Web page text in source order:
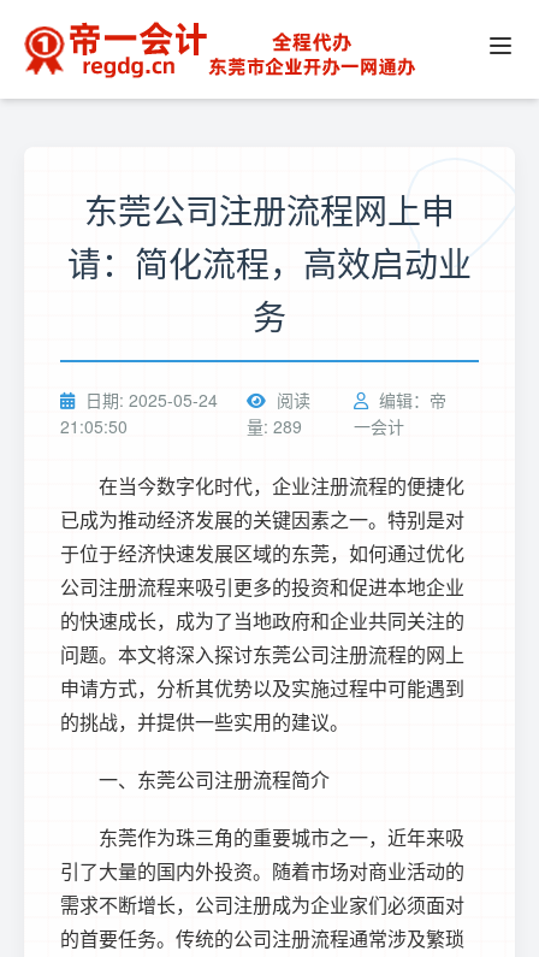
东莞公司注册流程网上申
请：简化流程，高效启动业
务
日期: 2025-05-24
21:05:50
阅读
量: 289
编辑：帝
一会计
在当今数字化时代，企业注册流程的便捷化
已成为推动经济发展的关键因素之一。特别是对
于位于经济快速发展区域的东莞，如何通过优化
公司注册流程来吸引更多的投资和促进本地企业
的快速成长，成为了当地政府和企业共同关注的
问题。本文将深入探讨东莞公司注册流程的网上
申请方式，分析其优势以及实施过程中可能遇到
的挑战，并提供一些实用的建议。
一、 东莞公司注册流程简介
东莞作为珠三角的重要城市之一，近年来吸
引了大量的国内外投资。随着市场对商业活动的
需求不断增长，公司注册成为企业家们必须面对
的首要任务。传统的公司注册流程通常涉及繁琐